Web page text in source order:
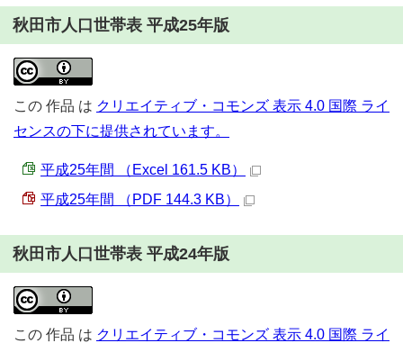
秋田市人口世帯表 平成25年版
この 作品 は クリエイティブ・コモンズ 表示 4.0 国際 ライ
センスの下に提供されています。
平成25年間 （Excel 161.5 KB）
平成25年間 （PDF 144.3 KB）
秋田市人口世帯表 平成24年版
この 作品 は クリエイティブ・コモンズ 表示 4.0 国際 ライ